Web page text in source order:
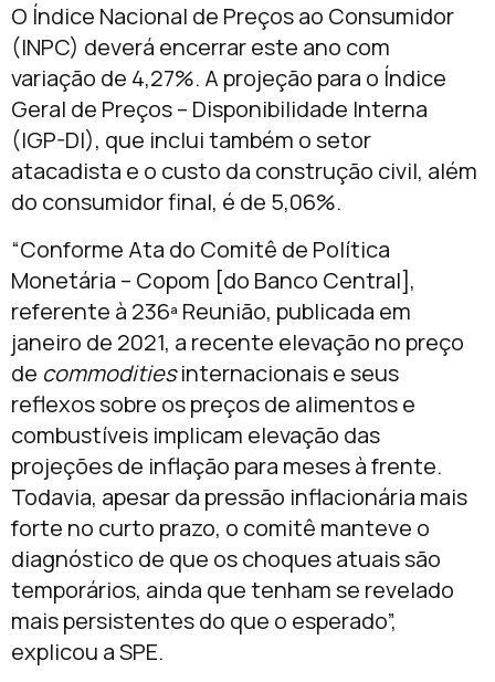
O Índice Nacional de Preços ao Consumidor
(INPC) deverá encerrar este ano com
variação de 4,27%. A projeção para o Índice
Geral de Preços – Disponibilidade Interna
(IGP-DI), que inclui também o setor
atacadista e o custo da construção civil, além
do consumidor final, é de 5,06%.
“Conforme Ata do Comitê de Política
Monetária – Copom [do Banco Central],
referente à 236ª Reunião, publicada em
janeiro de 2021, a recente elevação no preço
de commoditiesinternacionais e seus
reflexos sobre os preços de alimentos e
combustíveis implicam elevação das
projeções de inflação para meses à frente.
Todavia, apesar da pressão inflacionária mais
forte no curto prazo, o comitê manteve o
diagnóstico de que os choques atuais são
temporários, ainda que tenham se revelado
mais persistentes do que o esperado”,
explicou a SPE.